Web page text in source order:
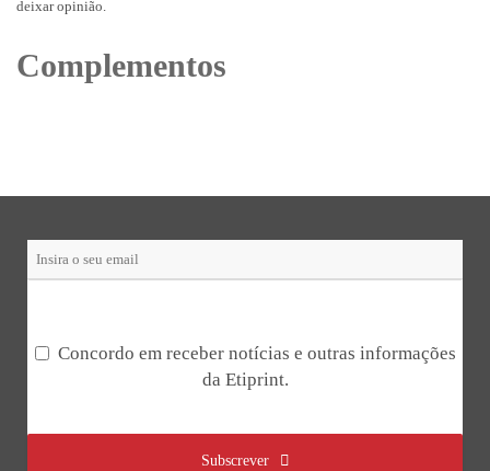
deixar opinião.
Complementos
Concordo em receber notícias e outras informações
da Etiprint.
Subscrever